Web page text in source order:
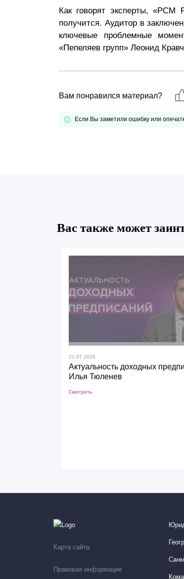
Как говорят эксперты, «РСМ
получится. Аудитор в
ключевые проблемные
«Пепеляев групп» Леонид
Вам понравился материал?
Если Вы заметили ошибку или
Вас также может
21.07.2026
Актуальность доходных
Илья Тюленев
Смотреть
Карта сайта
Правовая информация